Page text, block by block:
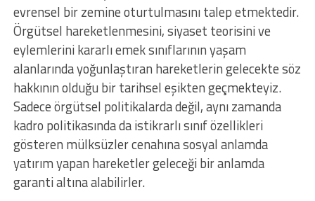
evrensel bir zemine oturtulmasını talep etmektedir.
Örgütsel hareketlenmesini, siyaset teorisini ve
eylemlerini kararlı emek sınıflarının yaşam
alanlarında yoğunlaştıran hareketlerin gelecekte söz
hakkının olduğu bir tarihsel eşikten geçmekteyiz.
Sadece örgütsel politikalarda değil, aynı zamanda
kadro politikasında da istikrarlı sınıf özellikleri
gösteren mülksüzler cenahına sosyal anlamda
yatırım yapan hareketler geleceği bir anlamda
garanti altına alabilirler.